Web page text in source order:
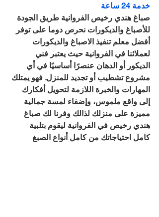
خدمة 24 ساعة
صباغ هندي رخيص الفروانية طريق الجودة
للأصباغ والديكورات نحرص دوما على توفر
أفضل معلم تنفيذ الاصباغ والديكورات
لعملائنا في الفروانية حيث يعتبر فني
الديكور أو الدهان عنصرًا أساسيًا في أي
مشروع تشطيب أو تجديد للمنزل. فهو يمتلك
المهارات والخبرة اللازمة لتحويل أفكارك
إلى واقع ملموس، وإضفاء لمسة جمالية
مميزة على منزلك لذالك وفرنا لك صباغ
هندي رخيص في الفروانية ليقوم بتلبية
كامل احتياجاتك من كامل أنواع الصبغ